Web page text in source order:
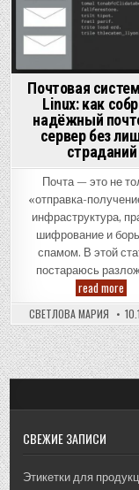
Почтовая
Linux: как
надёжный
сервер без
страданий
Почта — это не
«отправка-
инфраструктура,
шифрование и
спамом. В этой
постараюсь
read more
как
СВЕТЛОВА МАРИЯ
СВЕЖИЕ ЗАПИСИ
Этикетки для